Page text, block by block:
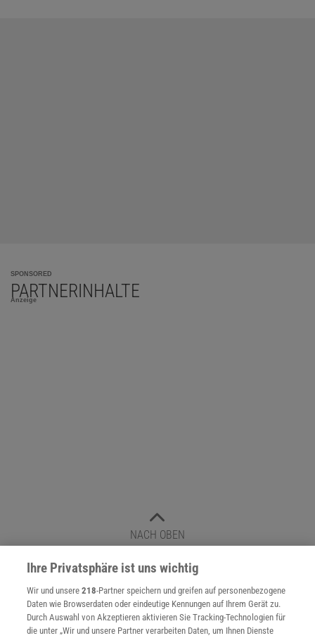
SPONSORED
PARTNERINHALTE
Anzeige
NACH OBEN
Für Sie im Spektrum-Shop und am Kiosk:
Ihre Privatsphäre ist uns wichtig
Wir und unsere218-Partner speichern und greifen auf personenbezogene
Daten wie Browserdaten oder eindeutige Kennungen auf Ihrem Gerät zu.
Durch Auswahl von Akzeptieren aktivieren Sie Tracking-Technologien für
die unter „Wir und unsere Partner verarbeiten Daten, um Ihnen Dienste